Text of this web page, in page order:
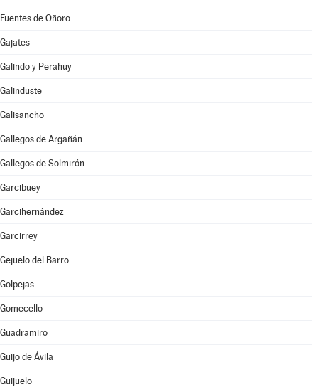
Fuentes de Oñoro
Gajates
Galindo y Perahuy
Galinduste
Galisancho
Gallegos de Argañán
Gallegos de Solmirón
Garcibuey
Garcihernández
Garcirrey
Gejuelo del Barro
Golpejas
Gomecello
Guadramiro
Guijo de Ávila
Guijuelo